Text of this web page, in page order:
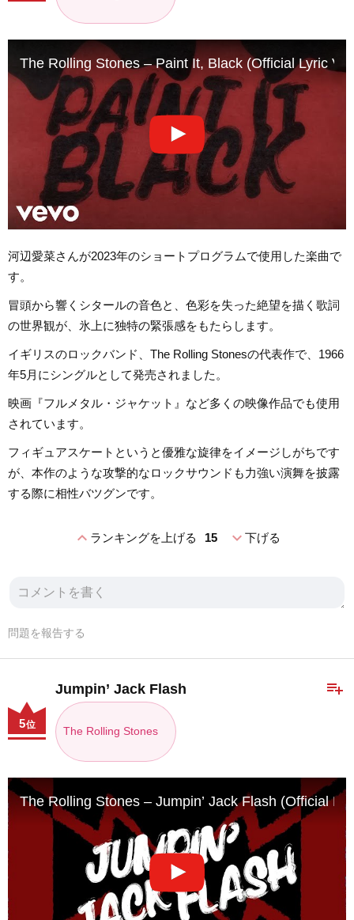
The Rolling Stones – Paint It, Black (Official Lyric
河辺愛菜さんが2023年のショートプログラムで使用した楽曲で
す。
冒頭から響くシタールの音色と、色彩を失った絶望を描く歌詞
の世界観が、氷上に独特の緊張感をもたらします。
イギリスのロックバンド、The Rolling Stonesの代表作で、1966
年5月にシングルとして発売されました。
映画『フルメタル・ジャケット』など多くの映像作品でも使用
されています。
フィギュアスケートというと優雅な旋律をイメージしがちです
が、本作のような攻撃的なロックサウンドも力強い演舞を披露
する際に相性バツグンです。
expand_lessランキングを上げる 15 expand_more下げる
問題を報告する
playlist_add
Jumpin’ Jack Flash
The Rolling Stones
5位
The Rolling Stones – Jumpin’ Jack Flash (Official